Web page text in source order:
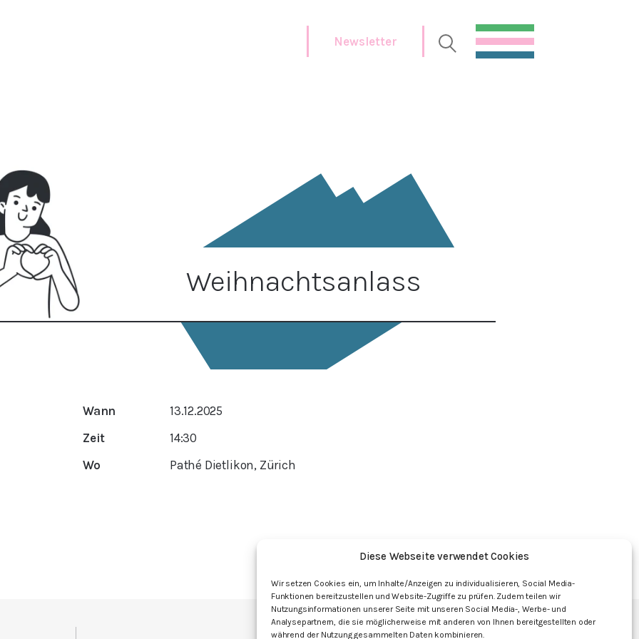
Diese Webseite verwendet Cookies
Wir setzen Cookies ein, um Inhalte/Anzeigen zu individualisieren, Social Media-
Funktionen bereitzustellen und Website-Zugriffe zu prüfen. Zudem teilen wir
Nutzungsinformationen unserer Seite mit unseren Social Media-, Werbe- und
Analysepartnern, die sie möglicherweise mit anderen von Ihnen bereitgestellten oder
während der Nutzung gesammelten Daten kombinieren.
Newsletter
Weihnachtsanlass
Wann
13.12.2025
Zeit
14:30
Wo
Pathé Dietlikon, Zürich
Impressum